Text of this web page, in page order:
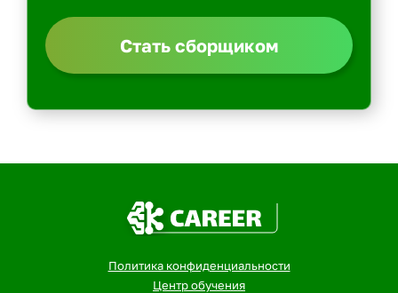
Стать сборщиком
Политика конфиденциальности
Центр обучения